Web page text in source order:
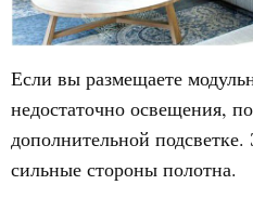
Если вы размещаете
недостаточно освещения,
дополнительной
сильные стороны полотна.